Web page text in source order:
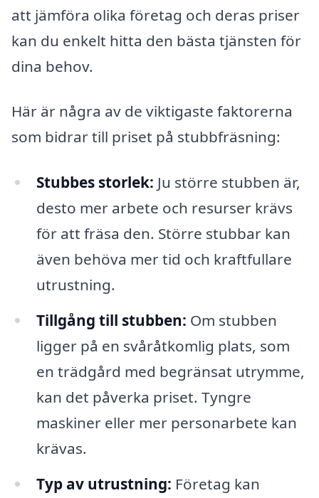
att jämföra olika företag och deras priser
kan du enkelt hitta den bästa tjänsten för
dina behov.
Här är några av de viktigaste faktorerna
som bidrar till priset på stubbfräsning:
Stubbes storlek: Ju större stubben är,
desto mer arbete och resurser krävs
för att fräsa den. Större stubbar kan
även behöva mer tid och kraftfullare
utrustning.
Tillgång till stubben: Om stubben
ligger på en svåråtkomlig plats, som
en trädgård med begränsat utrymme,
kan det påverka priset. Tyngre
maskiner eller mer personarbete kan
krävas.
Typ av utrustning: Företag kan